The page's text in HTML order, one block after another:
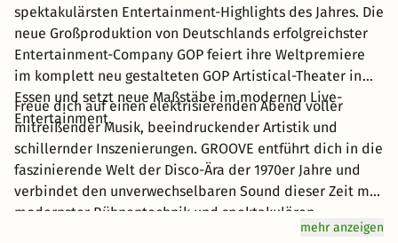
spektakulärsten Entertainment-Highlights des Jahres. Die
neue Großproduktion von Deutschlands erfolgreichster
Entertainment-Company GOP feiert ihre Weltpremiere
im komplett neu gestalteten GOP Artistical-Theater in
Essen und setzt neue Maßstäbe im modernen Live-
Entertainment.
Freue dich auf einen elektrisierenden Abend voller
mitreißender Musik, beeindruckender Artistik und
schillernder Inszenierungen. GROOVE entführt dich in die
faszinierende Welt der Disco-Ära der 1970er Jahre und
verbindet den unverwechselbaren Sound dieser Zeit mit
modernster Bühnentechnik und spektakulären
Showelementen. Rund um das Theater laden die Essener
mehr anzeigen